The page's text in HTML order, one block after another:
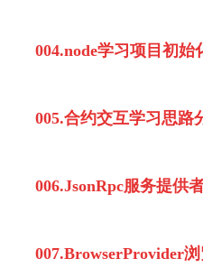
004.node学习项目初始
005.合约交互学习思路
006.JsonRpc服务提供
007.BrowserProvider